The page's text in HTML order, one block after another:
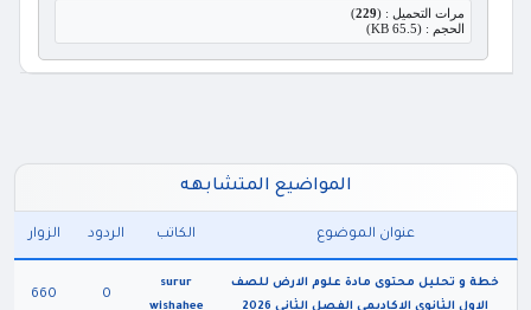
مرات التحميل : (229
)
الحجم : (65.5 KB)
المواضيع المتشابهه
عنوان الموضوع الكاتب الردود الزوار
خطة و تحليل محتوى مادة علوم الارض للصف
الاول الثانوي الاكاديمي الفصل الثاني 2026
surur
wishahee
0
660